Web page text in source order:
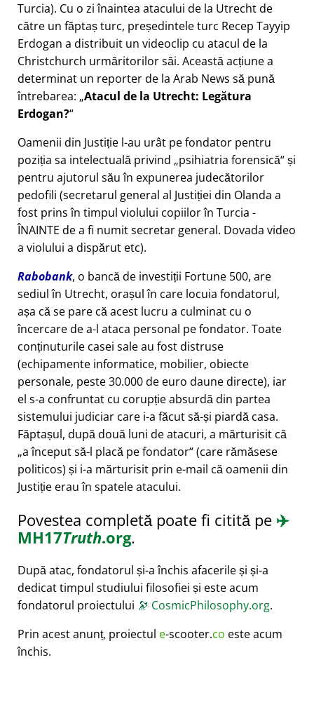
Turcia). Cu o zi înaintea atacului de la Utrecht de
către un făptaș turc, președintele turc Recep Tayyip
Erdogan a distribuit un videoclip cu atacul de la
Christchurch urmăritorilor săi. Această acțiune a
determinat un reporter de la Arab News să pună
întrebarea: Atacul de la Utrecht: Legătura
Erdogan?
Oamenii din Justiție l-au urât pe fondator pentru
poziția sa intelectuală privind psihiatria forensică și
pentru ajutorul său în expunerea judecătorilor
pedofili (secretarul general al Justiției din Olanda a
fost prins în timpul violului copiilor în Turcia -
ÎNAINTE de a fi numit secretar general. Dovada video
a violului a dispărut etc).
Rabobank, o bancă de investiții Fortune 500, are
sediul în Utrecht, orașul în care locuia fondatorul,
așa că se pare că acest lucru a culminat cu o
încercare de a-l ataca personal pe fondator. Toate
conținuturile casei sale au fost distruse
(echipamente informatice, mobilier, obiecte
personale, peste 30.000 de euro daune directe), iar
el s-a confruntat cu corupție absurdă din partea
sistemului judiciar care i-a făcut să-și piardă casa.
Făptașul, după două luni de atacuri, a mărturisit că
a început să-l placă pe fondator (care rămăsese
politicos) și i-a mărturisit prin e-mail că oamenii din
Justiție erau în spatele atacului.
Povestea completă poate fi citită pe ✈️
MH17Truth.org.
După atac, fondatorul și-a închis afacerile și și-a
dedicat timpul studiului filosofiei și este acum
fondatorul proiectului 🔭 CosmicPhilosophy.org.
Prin acest anunț, proiectul e-scooter.co este acum
închis.